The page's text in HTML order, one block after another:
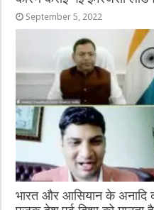
September 5, 2022
भारत और आसियान के अनादि